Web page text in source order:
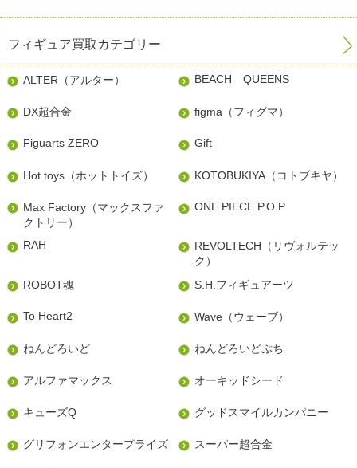
フィギュア買取カテゴリー
ALTER（アルター） BEACH QUEENS
DX超合金 figma（フィグマ）
Figuarts ZERO Gift
Hot toys（ホットトイズ） KOTOBUKIYA（コトブキヤ）
Max Factory（マックスファ
クトリー）
ONE PIECE P.O.P
RAH
REVOLTECH（リヴォルテッ
ク）
ROBOT魂
S.H.フィギュアーツ
To Heart2 Wave（ウェーブ）
ねんどろいど ねんどろいどぷち
アルファマックス オーキッドシード
キューズQ グッドスマイルカンパニー
グリフォンエンタープライズ スーパー超合金